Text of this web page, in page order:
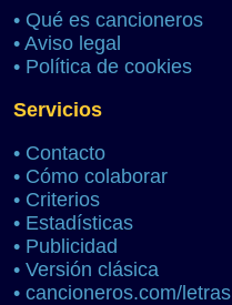
• Qué es cancioneros
• Aviso legal
• Política de cookies
Servicios
• Contacto
• Cómo colaborar
• Criterios
• Estadísticas
• Publicidad
• Versión clásica
• cancioneros.com/letras